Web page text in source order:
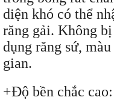
diện khó có thể
răng gải. Không
dụng răng sứ,
gian.
+Độ bền chắc cao: